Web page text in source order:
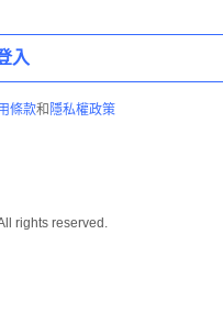
入
條款和 隱私權政策
rights reserved.